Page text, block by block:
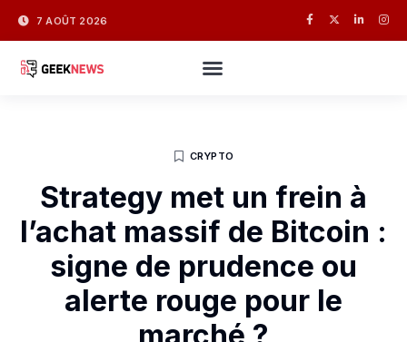
7 AOÛT 2026
CRYPTO
Strategy met un frein à
l’achat massif de Bitcoin :
signe de prudence ou
alerte rouge pour le